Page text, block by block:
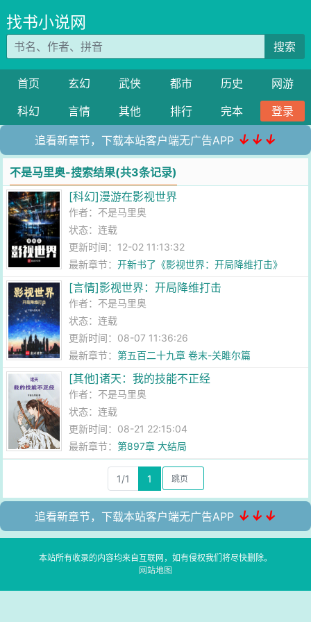
找书小说网
搜索
首页 玄幻 武侠 都市 历史
网游
科幻
言情 其他 排行 完本 登录
追看新章节，下载本站客户端无广告APP ↓↓↓
不是马里奥-搜索结果(共3条记录)
[科幻]漫游在影视世界
作者： 不是马里奥
状态：连载
更新时间：12-02 11:13:32
最新章节：开新书了《影视世界：开局降维打击》
[言情]影视世界：开局降维打击
作者： 不是马里奥
状态：连载
更新时间：08-07 11:36:26
最新章节：第五百二十九章 卷末-关雎尔篇
[其他]诸天：我的技能不正经
作者： 不是马里奥
状态：连载
更新时间：08-21 22:15:04
最新章节：第897章 大结局
1/1 1
追看新章节，下载本站客户端无广告APP ↓↓↓
本站所有收录的内容均来自互联网，如有侵权我们将尽快删除。
网站地图